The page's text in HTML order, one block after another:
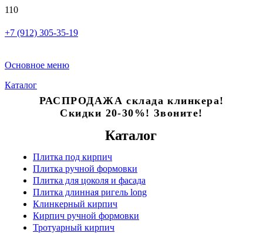
+7 (912) 305-35-19
Основное меню
Каталог
РАСПРОДАЖА склада клинкера!
Скидки 20-30%! Звоните!
Каталог
Плитка под кирпич
Плитка ручной формовки
Плитка для цоколя и фасада
Плитка длинная ригель long
Клинкерный кирпич
Кирпич ручной формовки
Тротуарный кирпич